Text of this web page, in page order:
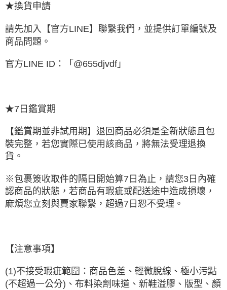
★換貨申請
請先加入【官方LINE】聯繫我們，並提供訂單編號及
商品問題。
官方LINE ID：「@655djvdf」
★7日鑑賞期
【鑑賞期並非試用期】退回商品必須是全新狀態且包
裝完整，若您實際已使用該商品，將無法受理退換
貨。
※包裹簽收取件的隔日開始算7日為止，請您3日內確
認商品的狀態，若商品有瑕疵或配送途中造成損壞，
麻煩您立刻與賣家聯繫，超過7日恕不受理。
【注意事項】
(1)不接受瑕疵範圍：商品色差、輕微脫線、極小污點
(不超過一公分)、布料染劑味道、新鞋溢膠、版型、顏